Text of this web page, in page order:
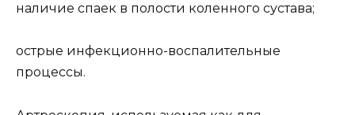
наличие спаек в полости коленного сустава;
острые инфекционно-воспалительные
процессы.